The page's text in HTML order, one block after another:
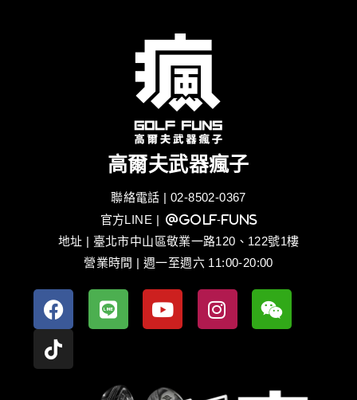
高爾夫武器瘋子
聯絡電話 | 02-8502-0367
官方LINE | @golf-funs
地址 | 臺北市中山區敬業一路120、122號1樓
營業時間 | 週一至週六 11:00-20:00